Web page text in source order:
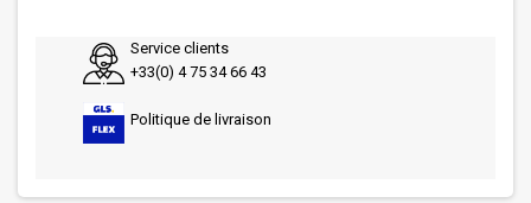
Service clients
+33(0) 4 75 34 66 43
Politique de livraison